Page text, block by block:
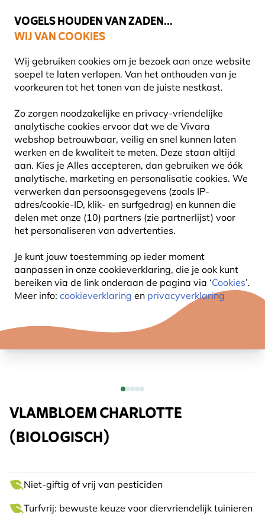
VOGELS HOUDEN VAN ZADEN...
WIJ VAN COOKIES
Wij gebruiken cookies om je bezoek aan onze website
soepel te laten verlopen. Van het onthouden van je
voorkeuren tot het tonen van de juiste nestkast.
Zo zorgen noodzakelijke en privacy-vriendelijke
analytische cookies ervoor dat we de Vivara
webshop betrouwbaar, veilig en snel kunnen laten
werken en de kwaliteit te meten. Deze staan altijd
aan. Kies je Alles accepteren, dan gebruiken we óók
analytische, marketing en personalisatie cookies. We
verwerken dan persoonsgegevens (zoals IP-
adres/cookie-ID, klik- en surfgedrag) en kunnen die
delen met onze (10) partners (zie partnerlijst) voor
het personaliseren van advertenties.
Je kunt jouw toestemming op ieder moment
aanpassen in onze cookieverklaring, die je ook kunt
bereiken via de link onderaan de pagina via ‘Cookies’.
Meer info: cookieverklaring en privacyverklaring
Uitstekend beoordeeld in 11 landen
Gratis thuisbezorgd vanaf €49
VLAMBLOEM CHARLOTTE
(BIOLOGISCH)
Niet-giftig of vrij van pesticiden
Turfvrij: bewuste keuze voor diervriendelijk tuinieren